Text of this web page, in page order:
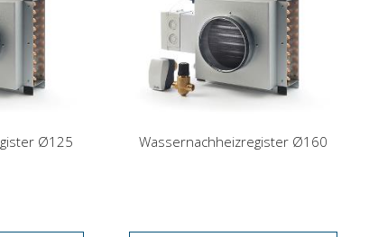
Ø125 Wassernachheizregister Ø160